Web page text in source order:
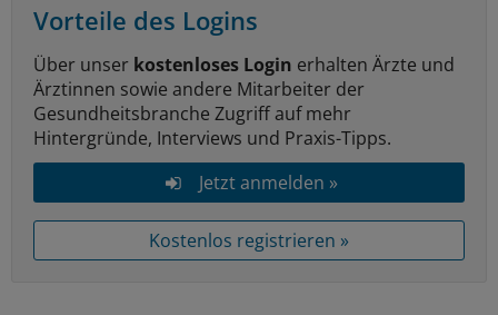
Vorteile des Logins
Über unser kostenloses Login erhalten Ärzte und
Ärztinnen sowie andere Mitarbeiter der
Gesundheitsbranche Zugriff auf mehr
Hintergründe, Interviews und Praxis-Tipps.
Jetzt anmelden »
Kostenlos registrieren »